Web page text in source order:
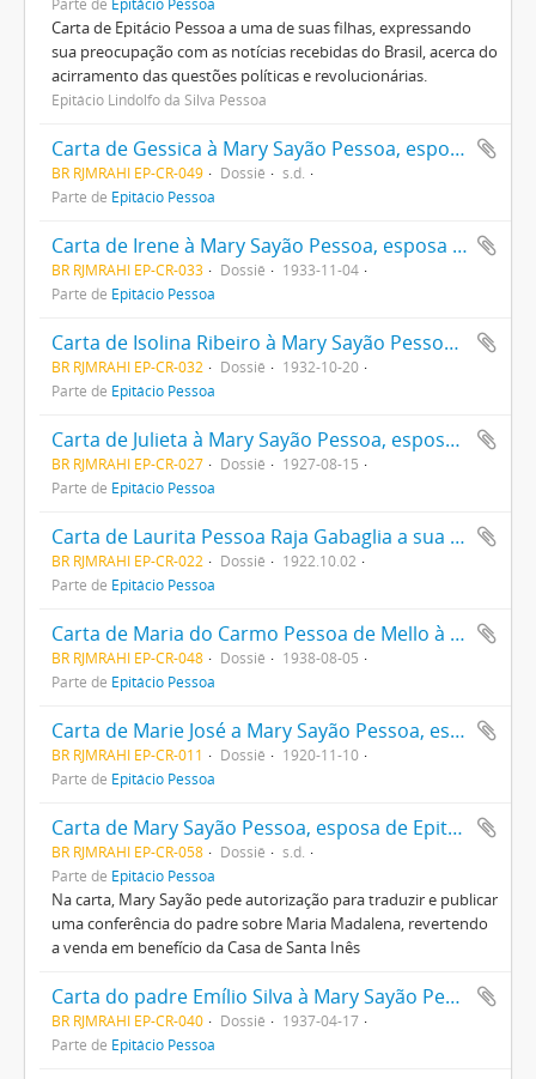
Carta de Epitácio Pessoa a uma de suas filhas, expressando
sua preocupação com as notícias recebidas do Brasil, acerca do
acirramento das questões políticas e revolucionárias.
Epitácio Lindolfo da Silva Pessoa
Carta de Gessica à Mary Sayão Pessoa, esposa de Epitácio Pessoa, desejando-lhe saúde e uma boa estadia na Europa
BR RJMRAHI EP-CR-049 Dossiê
s.d.
Parte de Epitácio Pessoa
Carta de Irene à Mary Sayão Pessoa, esposa de Epitácio Pessoa, agradecendo um presente a ela enviado e comunicando o nascimento de seu neto
BR RJMRAHI EP-CR-033 Dossiê
1933-11-04
Parte de Epitácio Pessoa
Carta de Isolina Ribeiro à Mary Sayão Pessoa, esposa de Epitácio Pessoa, tratando de assuntos religiosos
BR RJMRAHI EP-CR-032 Dossiê
1932-10-20
Parte de Epitácio Pessoa
Carta de Julieta à Mary Sayão Pessoa, esposa de Epitácio Pessoa, tratando de assuntos pessoais e religiosos alusivos a Ordem das Carmelitas
BR RJMRAHI EP-CR-027 Dossiê
1927-08-15
Parte de Epitácio Pessoa
Carta de Laurita Pessoa Raja Gabaglia a sua mãe, Mary Sayão Pessoa, encaminhando carta de “Senhora chilena”, agradecendo flores e tratando de assuntos pessoais
BR RJMRAHI EP-CR-022 Dossiê
1922.10.02
Parte de Epitácio Pessoa
Carta de Maria do Carmo Pessoa de Mello à Mary Sayão Pessoa, esposa de Epitácio Pessoa, agradecendo o auxílio e as recomendações feitas a seu favor
BR RJMRAHI EP-CR-048 Dossiê
1938-08-05
Parte de Epitácio Pessoa
Carta de Marie José a Mary Sayão Pessoa, esposa de Epitácio Pessoa, agradecendo um broche no formato de borboleta
BR RJMRAHI EP-CR-011 Dossiê
1920-11-10
Parte de Epitácio Pessoa
Carta de Mary Sayão Pessoa, esposa de Epitácio Pessoa, a um padre francês
BR RJMRAHI EP-CR-058 Dossiê
s.d.
Parte de Epitácio Pessoa
Na carta, Mary Sayão pede autorização para traduzir e publicar
uma conferência do padre sobre Maria Madalena, revertendo
a venda em benefício da Casa de Santa Inês
Carta do padre Emílio Silva à Mary Sayão Pessoa relatando fatos da Guerra Civil Espanhola e dando notícias de seus parentes na Espanha
BR RJMRAHI EP-CR-040 Dossiê
1937-04-17
Parte de Epitácio Pessoa